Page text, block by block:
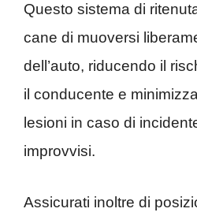
Questo sistema di
cane di muoversi
dell’auto, riducendo il
il conducente e
lesioni in caso di
improvvisi.
Assicurati inoltre di